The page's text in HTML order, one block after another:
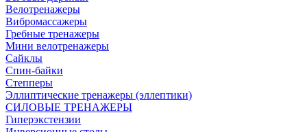
Велотренажеры
Вибромассажеры
Гребные тренажеры
Мини велотренажеры
Сайклы
Спин-байки
Степперы
Эллиптические тренажеры (эллептики)
СИЛОВЫЕ ТРЕНАЖЕРЫ
Гиперэкстензии